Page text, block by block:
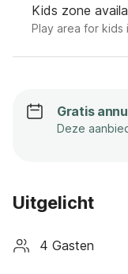
Kids zone
Play area for
Gratis
Deze
Uitgelicht
4 Gasten